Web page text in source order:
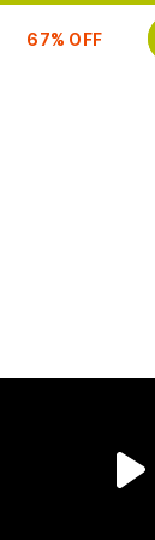
Suscríbete